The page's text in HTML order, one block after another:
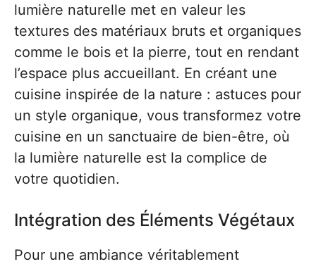
lumière naturelle met en valeur les
textures des matériaux bruts et organiques
comme le bois et la pierre, tout en rendant
l’espace plus accueillant. En créant une
cuisine inspirée de la nature : astuces pour
un style organique, vous transformez votre
cuisine en un sanctuaire de bien-être, où
la lumière naturelle est la complice de
votre quotidien.
Intégration des Éléments Végétaux
Pour une ambiance véritablement